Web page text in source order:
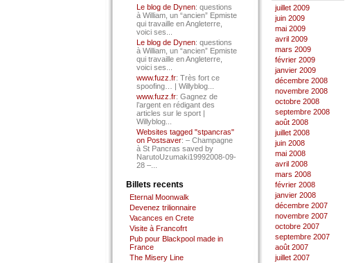
Le blog de Dynen: questions
à William, un “ancien” Epmiste
qui travaille en Angleterre,
voici ses...
Le blog de Dynen: questions
à William, un “ancien” Epmiste
qui travaille en Angleterre,
voici ses...
www.fuzz.fr: Très fort ce
spoofing… | Willyblog...
www.fuzz.fr: Gagnez de
l’argent en rédigant des
articles sur le sport |
Willyblog...
Websites tagged "stpancras"
on Postsaver: – Champagne
à St Pancras saved by
NarutoUzumaki19992008-09-
28 –...
Billets recents
Eternal Moonwalk
Devenez trilionnaire
Vacances en Crete
Visite à Francofrt
Pub pour Blackpool made in
France
The Misery Line
juillet 2009
juin 2009
mai 2009
avril 2009
mars 2009
février 2009
janvier 2009
décembre 2008
novembre 2008
octobre 2008
septembre 2008
août 2008
juillet 2008
juin 2008
mai 2008
avril 2008
mars 2008
février 2008
janvier 2008
décembre 2007
novembre 2007
octobre 2007
septembre 2007
août 2007
juillet 2007